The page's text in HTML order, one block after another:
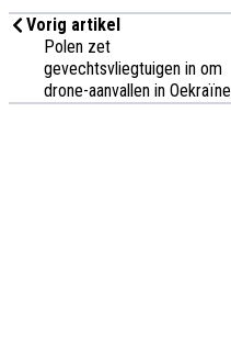
Vorig artikel
Polen zet
gevechtsvliegtuigen in om
drone-aanvallen in Oekraïne